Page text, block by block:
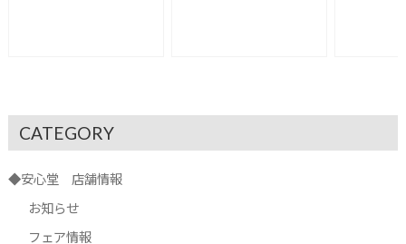
CATEGORY
◆安心堂 店舗情報
お知らせ
フェア情報